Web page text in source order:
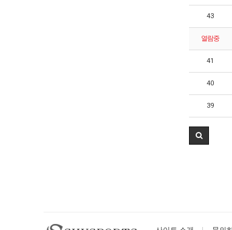
43
열람중
41
40
39